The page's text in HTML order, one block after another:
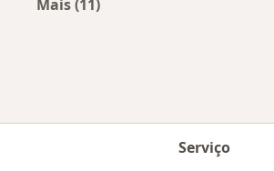
Mais (11)
Serviço